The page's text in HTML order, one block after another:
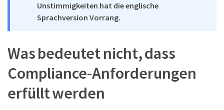
Unstimmigkeiten hat die englische
Sprachversion Vorrang.
Was bedeutet nicht, dass
Compliance-Anforderungen
erfüllt werden